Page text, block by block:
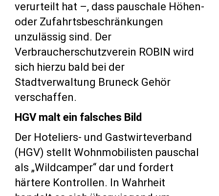
verurteilt hat –, dass pauschale Höhen-
oder Zufahrtsbeschränkungen
unzulässig sind. Der
Verbraucherschutzverein ROBIN wird
sich hierzu bald bei der
Stadtverwaltung Bruneck Gehör
verschaffen.
HGV malt ein falsches Bild
Der Hoteliers- und Gastwirteverband
(HGV) stellt Wohnmobilisten pauschal
als „Wildcamper“ dar und fordert
härtere Kontrollen. In Wahrheit